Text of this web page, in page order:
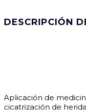
DESCRIPCIÓN
Aplicación de
cicatrización de